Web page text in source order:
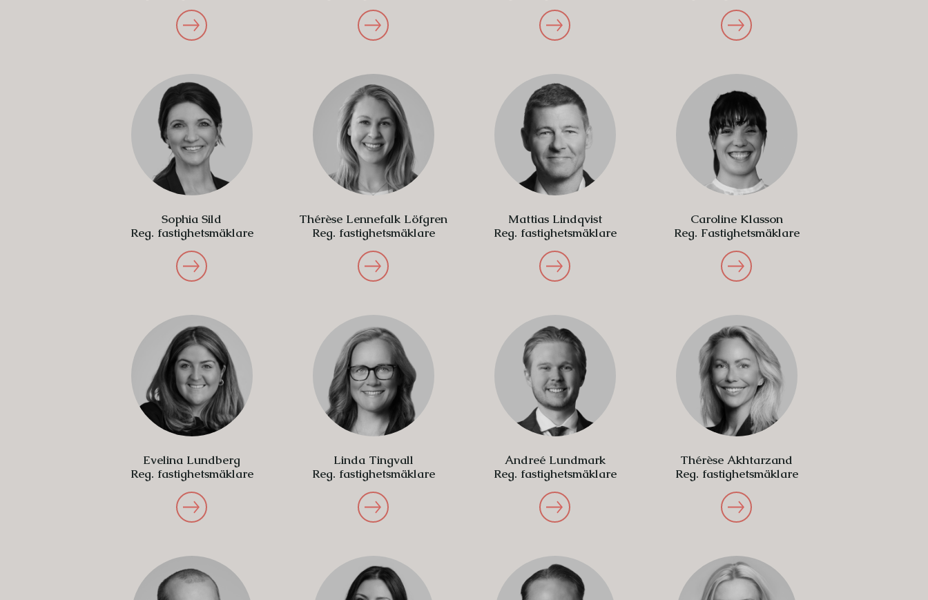
Sophia Sild
Reg. fastighetsmäklare
Thérèse Lennefalk Löfgren
Reg. fastighetsmäklare
Mattias Lindqvist
Reg. fastighetsmäklare
Caroline Klasson
Reg. Fastighetsmäklare
Evelina Lundberg
Reg. fastighetsmäklare
Linda Tingvall
Reg. fastighetsmäklare
Andreé Lundmark
Reg. fastighetsmäklare
Thérèse Akhtarzand
Reg. fastighetsmäklare